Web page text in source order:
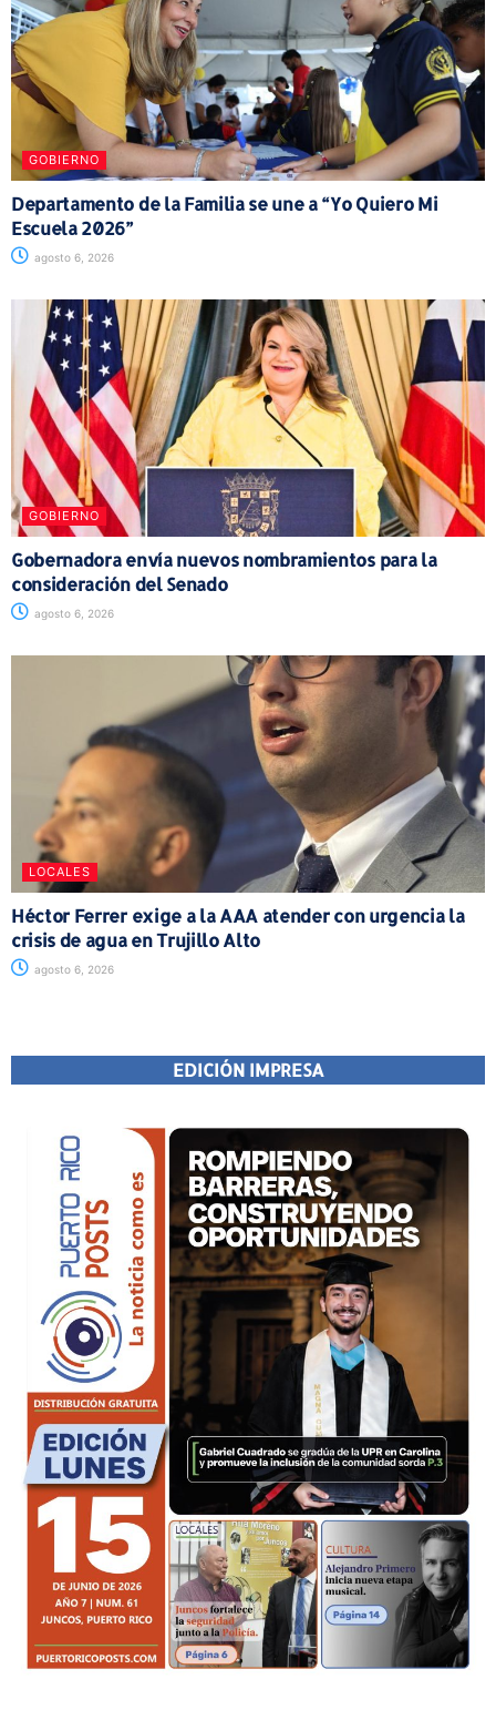
GOBIERNO
Departamento de la Familia se une a “Yo Quiero Mi
Escuela 2026”
agosto 6, 2026
GOBIERNO
Gobernadora envía nuevos nombramientos para la
consideración del Senado
agosto 6, 2026
LOCALES
Héctor Ferrer exige a la AAA atender con urgencia la
crisis de agua en Trujillo Alto
agosto 6, 2026
EDICIÓN IMPRESA